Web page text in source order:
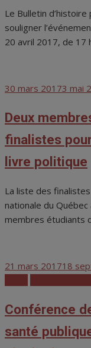
Le Bulletin
souligner
20 avril 2017, de 17
Posted
30 mars 20173 mai
Deux
finalistes
livre politique
La liste des
nationale du
membres étudiants
Posted
21 mars 201718
Conférence
santé